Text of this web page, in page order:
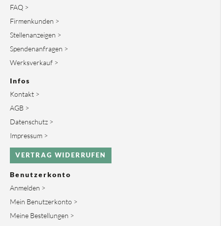
FAQ >
Firmenkunden >
Stellenanzeigen >
Spendenanfragen >
Werksverkauf >
Infos
Kontakt >
AGB >
Datenschutz >
Impressum >
VERTRAG WIDERRUFEN
Benutzerkonto
Anmelden >
Mein Benutzerkonto >
Meine Bestellungen >